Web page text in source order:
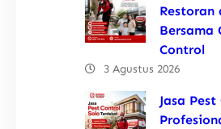
Restoran
Bersama
Control
3 Agustus 2026
Jasa